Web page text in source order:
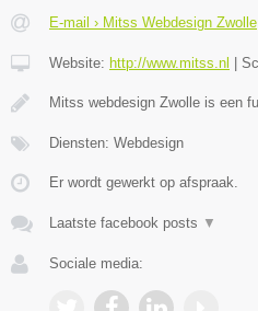
E-mail › Mitss Webdesign Zwolle
Website: http://www.mitss.nl
Mitss webdesign Zwolle is een
Diensten: Webdesign
Er wordt gewerkt op afspraak.
Laatste facebook posts ▼
Sociale media: